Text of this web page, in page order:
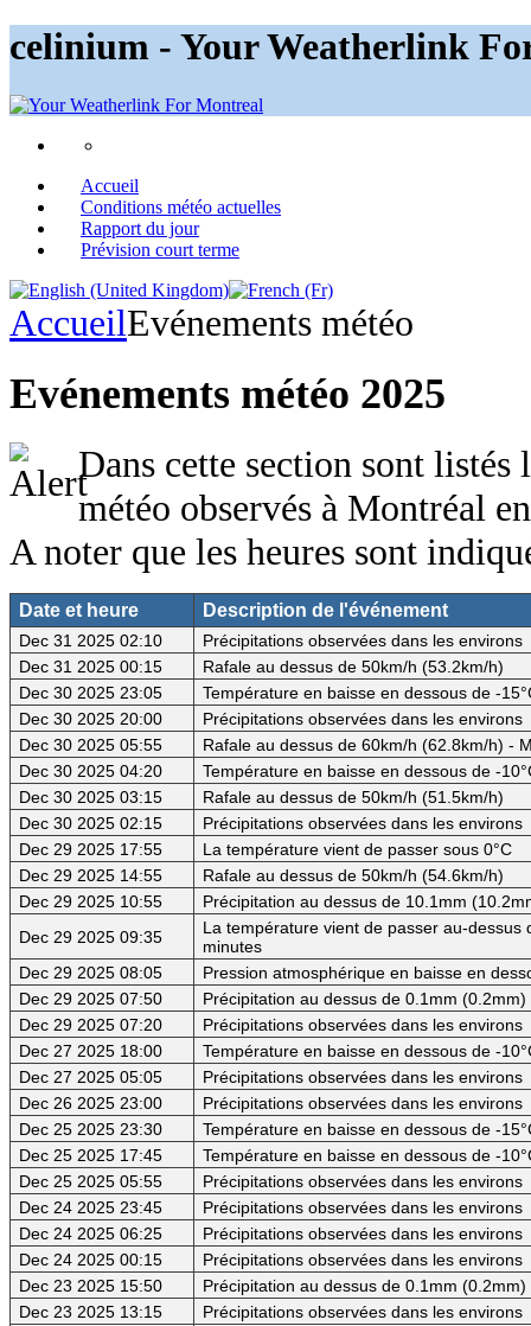
celinium - Your Weatherlink
Accueil
Conditions météo actuelles
Rapport du jour
Prévision court terme
AccueilEvénements météo
Evénements météo 2025
Dans cette section sont
météo observés à Montréal
A noter que les heures sont
Date et heure Description de l'événement
Dec 31 2025 02:10
Précipitations observées dans les environs
Dec 31 2025 00:15
Rafale au dessus de 50km/h (53.2km/h)
Dec 30 2025 23:05
Température en baisse en dessous de -
Dec 30 2025 20:00
Précipitations observées dans les environs
Dec 30 2025 05:55
Rafale au dessus de 60km/h (62.8km/h) -
Dec 30 2025 04:20
Température en baisse en dessous de -
Dec 30 2025 03:15
Rafale au dessus de 50km/h (51.5km/h)
Dec 30 2025 02:15
Précipitations observées dans les environs
Dec 29 2025 17:55
La température vient de passer sous 0°C
Dec 29 2025 14:55
Rafale au dessus de 50km/h (54.6km/h)
Dec 29 2025 10:55
Précipitation au dessus de 10.1mm
Dec 29 2025 09:35
La température vient de passer au-
minutes
Dec 29 2025 08:05
Pression atmosphérique en baisse en
Dec 29 2025 07:50
Précipitation au dessus de 0.1mm
Dec 29 2025 07:20
Précipitations observées dans les environs
Dec 27 2025 18:00
Température en baisse en dessous de -
Dec 27 2025 05:05
Précipitations observées dans les environs
Dec 26 2025 23:00
Précipitations observées dans les environs
Dec 25 2025 23:30
Température en baisse en dessous de -
Dec 25 2025 17:45
Température en baisse en dessous de -
Dec 25 2025 05:55
Précipitations observées dans les environs
Dec 24 2025 23:45
Précipitations observées dans les environs
Dec 24 2025 06:25
Précipitations observées dans les environs
Dec 24 2025 00:15
Précipitations observées dans les environs
Dec 23 2025 15:50
Précipitation au dessus de 0.1mm
Dec 23 2025 13:15
Précipitations observées dans les environs